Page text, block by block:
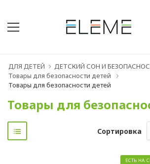
ДЛЯ ДЕТЕЙ
ДЕТСКИЙ СОН И
Товары для безопасности детей
Товары для безопасности детей
Товары для
Сортировка
ЕСТЬ НА